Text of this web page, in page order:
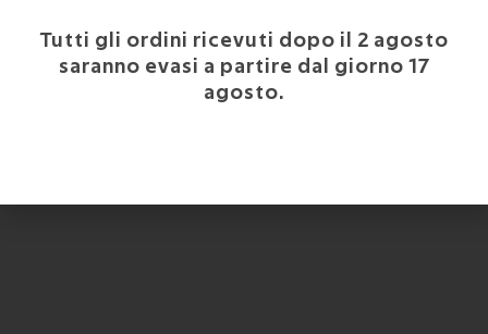
Grappa Prosecco del
Tutti gli ordini ricevuti dopo il 2 agosto
saranno evasi a partire dal giorno 17
agosto.